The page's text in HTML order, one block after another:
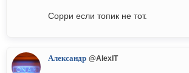
Сорри если топик не тот.
Александр @AlexIT